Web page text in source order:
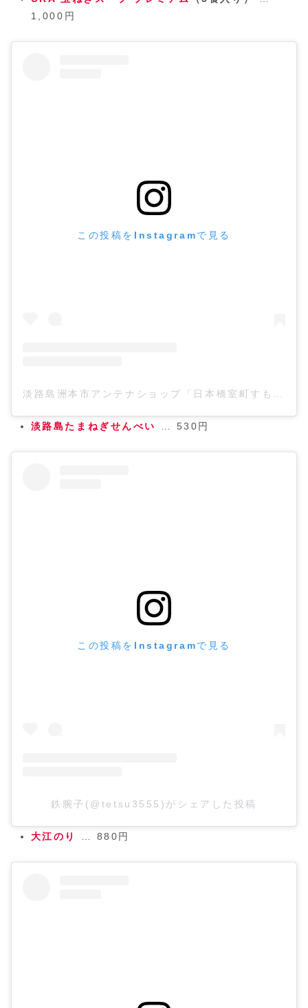
1,000円
この投稿をInstagramで見る
淡路島洲本市アンテナショップ「日本橋室町すもと館」(@sumotokan)がシェアした投稿
淡路島たまねぎせんべい … 530円
この投稿をInstagramで見る
鉄腕子(@tetsu3555)がシェアした投稿
大江のり … 880円